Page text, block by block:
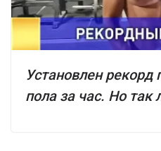
Установлен
пола за час. Но так